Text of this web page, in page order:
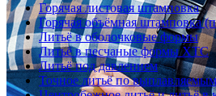
Горячая листовая штамповка
Горячая объёмная штамповка
Литьё в оболочковые формы
Литьё в песчаные формы ХТС
Литьё под давлением
Точное литьё по